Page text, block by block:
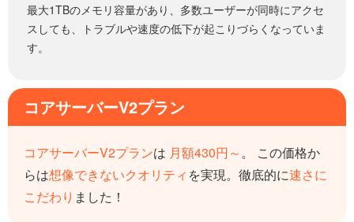
最大1TBのメモリ容量があり、多数ユーザーが同時にアクセ
スしても、トラブルや速度の低下が起こりづらくなっていま
す。
コアサーバーV2プラン
コアサーバーV2プランは 月額430円～。 この価格か
らは想像できないクオリティ を実現。 徹底的に速さに
こだわり ました！